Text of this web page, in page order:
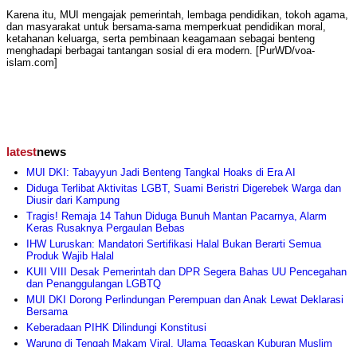
Karena itu, MUI mengajak pemerintah, lembaga pendidikan, tokoh agama,
dan masyarakat untuk bersama-sama memperkuat pendidikan moral,
ketahanan keluarga, serta pembinaan keagamaan sebagai benteng
menghadapi berbagai tantangan sosial di era modern. [PurWD/voa-
islam.com]
latestnews
MUI DKI: Tabayyun Jadi Benteng Tangkal Hoaks di Era AI
Diduga Terlibat Aktivitas LGBT, Suami Beristri Digerebek Warga dan
Diusir dari Kampung
Tragis! Remaja 14 Tahun Diduga Bunuh Mantan Pacarnya, Alarm
Keras Rusaknya Pergaulan Bebas
IHW Luruskan: Mandatori Sertifikasi Halal Bukan Berarti Semua
Produk Wajib Halal
KUII VIII Desak Pemerintah dan DPR Segera Bahas UU Pencegahan
dan Penanggulangan LGBTQ
MUI DKI Dorong Perlindungan Perempuan dan Anak Lewat Deklarasi
Bersama
Keberadaan PIHK Dilindungi Konstitusi
Warung di Tengah Makam Viral, Ulama Tegaskan Kuburan Muslim